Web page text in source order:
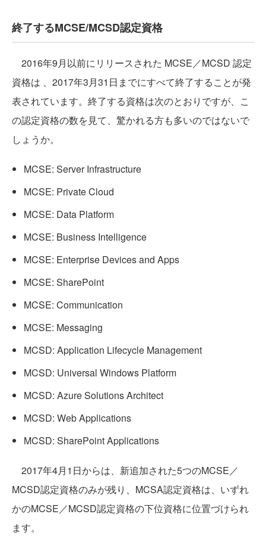
終了するMCSE/MCSD認定資格
2016年9月以前にリリースされた MCSE／MCSD 認定
資格は 、2017年3月31日までにすべて終了することが発
表されています。終了する資格は次のとおりですが、こ
の認定資格の数を見て、驚かれる方も多いのではないで
しょうか。
MCSE: Server Infrastructure
MCSE: Private Cloud
MCSE: Data Platform
MCSE: Business Intelligence
MCSE: Enterprise Devices and Apps
MCSE: SharePoint
MCSE: Communication
MCSE: Messaging
MCSD: Application Lifecycle Management
MCSD: Universal Windows Platform
MCSD: Azure Solutions Architect
MCSD: Web Applications
MCSD: SharePoint Applications
2017年4月1日からは、新追加された5つのMCSE／
MCSD認定資格のみが残り、MCSA認定資格は、いずれ
かのMCSE／MCSD認定資格の下位資格に位置づけられ
ます。